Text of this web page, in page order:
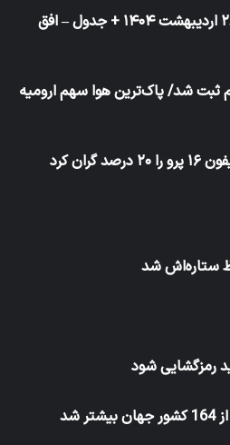
قیمت گوشت قرمز امروز ۲۸ اردیبهشت ۱۴۰۴ + جدول – افق
ثبت شد/ پاک‌ترین هوا سهم ارومیه
کرد
ستاره‌اش شد
رمزگشایی شود
شد